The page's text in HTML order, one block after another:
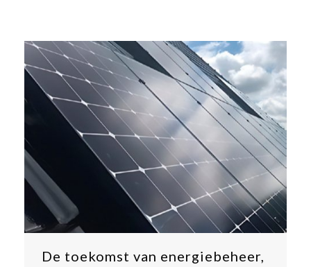
De toekomst van energiebeheer,